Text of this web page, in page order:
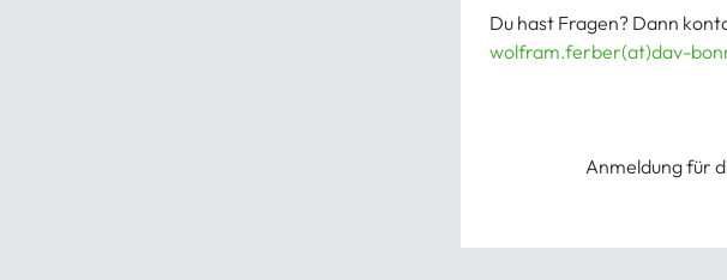
Du hast Fragen? Dann
wolfram.ferber(at)dav-
Anmeldung für